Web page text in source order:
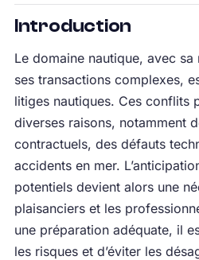
Introduction
Le domaine nautique, avec sa
ses transactions complexes,
litiges nautiques. Ces conflits
diverses raisons, notamment
contractuels, des défauts
accidents en mer.
potentiels devient alors une
plaisanciers et les
une préparation adéquate, il
les risques et d’éviter les